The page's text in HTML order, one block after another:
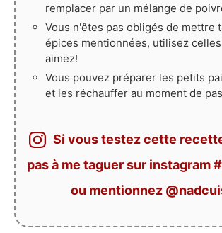
remplacer par un mélange de
Vous n'êtes pas obligés de mettre
épices mentionnées, utilisez
aimez!
Vous pouvez préparer les petits
et les réchauffer au moment de
Si vous testez cette
pas à me taguer sur instagram
ou mentionnez